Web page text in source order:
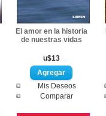
El amor en la historia
de nuestras vidas
u$13
Mis Deseos
Comparar